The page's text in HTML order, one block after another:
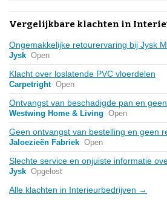
Vergelijkbare klachten in
Ongemakkelijke retourervaring bij Jysk
Jysk Open
Klacht over loslatende PVC vloerdelen
Carpetright Open
Ontvangst van beschadigde pan en
Westwing Home & Living Open
Geen ontvangst van bestelling en geen
Jaloezieën Fabriek Open
Slechte service en onjuiste informatie
Jysk Opgelost
Alle klachten in Interieurbedrijven →